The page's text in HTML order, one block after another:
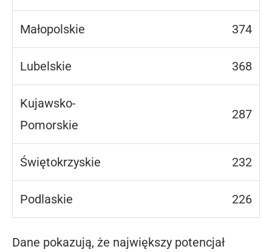
Małopolskie 374
Lubelskie 368
Kujawsko-
Pomorskie
287
Świętokrzyskie 232
Podlaskie 226
Dane pokazują, że największy potencjał